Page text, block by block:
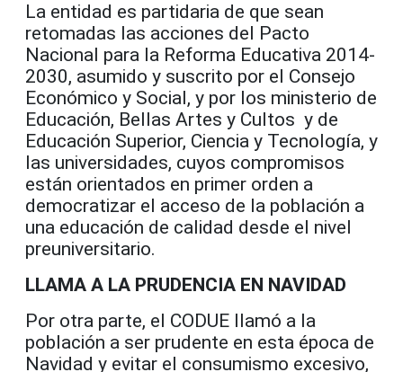
La entidad es partidaria de que sean
retomadas las acciones del Pacto
Nacional para la Reforma Educativa 2014-
2030, asumido y suscrito por el Consejo
Económico y Social, y por los ministerio de
Educación, Bellas Artes y Cultos y de
Educación Superior, Ciencia y Tecnología, y
las universidades, cuyos compromisos
están orientados en primer orden a
democratizar el acceso de la población a
una educación de calidad desde el nivel
preuniversitario.
LLAMA A LA PRUDENCIA EN NAVIDAD
Por otra parte, el CODUE llamó a la
población a ser prudente en esta época de
Navidad y evitar el consumismo excesivo,